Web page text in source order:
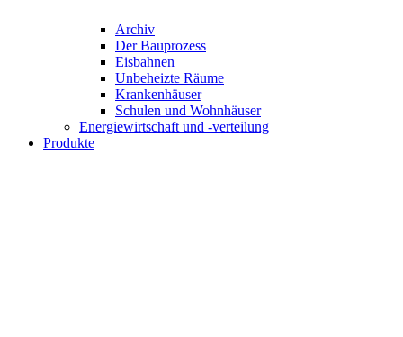
Archiv
Der Bauprozess
Eisbahnen
Unbeheizte Räume
Krankenhäuser
Schulen und Wohnhäuser
Energiewirtschaft und -verteilung
Produkte